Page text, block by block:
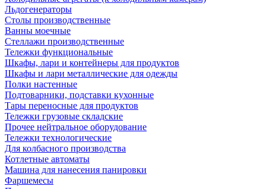
Льдогенераторы
Столы производственные
Ванны моечные
Стеллажи производственные
Тележки функциональные
Шкафы, лари и контейнеры для продуктов
Шкафы и лари металлические для одежды
Полки настенные
Подтоварники, подставки кухонные
Тары переносные для продуктов
Тележки грузовые складские
Прочее нейтральное оборудование
Тележки технологические
Для колбасного производства
Котлетные автоматы
Машина для нанесения панировки
Фаршемесы